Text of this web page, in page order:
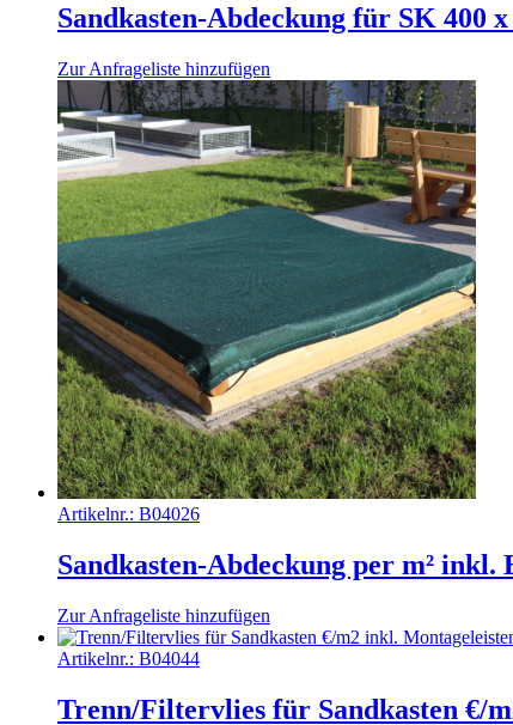
Sandkasten-Abdeckung für SK 400
Zur Anfrageliste hinzufügen
Artikelnr.: B04026
Sandkasten-Abdeckung per m²
Zur Anfrageliste hinzufügen
Artikelnr.: B04044
Trenn/Filtervlies für Sandkasten €/